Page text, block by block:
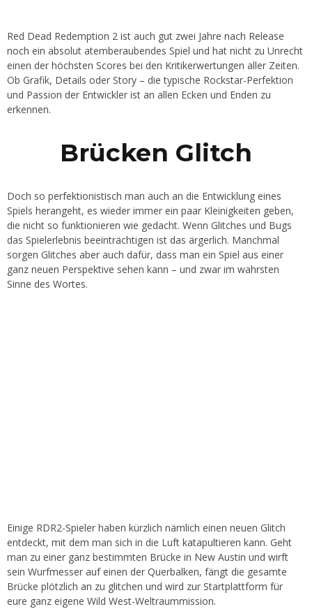
Red Dead Redemption 2 ist auch gut zwei Jahre nach Release
noch ein absolut atemberaubendes Spiel und hat nicht zu Unrecht
einen der höchsten Scores bei den Kritikerwertungen aller Zeiten.
Ob Grafik, Details oder Story – die typische Rockstar-Perfektion
und Passion der Entwickler ist an allen Ecken und Enden zu
erkennen.
Brücken Glitch
Doch so perfektionistisch man auch an die Entwicklung eines
Spiels herangeht, es wieder immer ein paar Kleinigkeiten geben,
die nicht so funktionieren wie gedacht. Wenn Glitches und Bugs
das Spielerlebnis beeinträchtigen ist das ärgerlich. Manchmal
sorgen Glitches aber auch dafür, dass man ein Spiel aus einer
ganz neuen Perspektive sehen kann – und zwar im wahrsten
Sinne des Wortes.
Einige RDR2-Spieler haben kürzlich nämlich einen neuen Glitch
entdeckt, mit dem man sich in die Luft katapultieren kann. Geht
man zu einer ganz bestimmten Brücke in New Austin und wirft
sein Wurfmesser auf einen der Querbalken, fängt die gesamte
Brücke plötzlich an zu glitchen und wird zur Startplattform für
eure ganz eigene Wild West-Weltraummission.